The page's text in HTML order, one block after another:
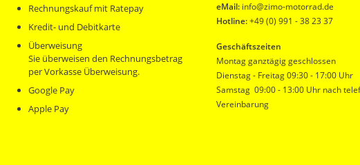
Rechnungskauf mit Ratepay
Kredit- und Debitkarte
Überweisung
Sie überweisen den Rechnungsbetrag
per Vorkasse Überweisung.
Google Pay
Apple Pay
eMail: info@zimo-motorrad.de
Hotline:+49 (0) 991 - 38 23 37
Geschäftszeiten
Montag ganztägig geschlossen
Dienstag - Freitag 09:30 - 17:00 Uhr
Samstag 09:00 - 13:00 Uhr nach
Vereinbarung